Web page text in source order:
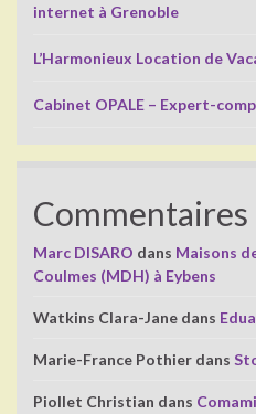
internet à Grenoble
L’Harmonieux Location de
Cabinet OPALE – Expert-
Marc DISARO dans Maisons
Coulmes (MDH) à Eybens
Watkins Clara-Jane dans
Marie-France Pothier dans
Piollet Christian dans